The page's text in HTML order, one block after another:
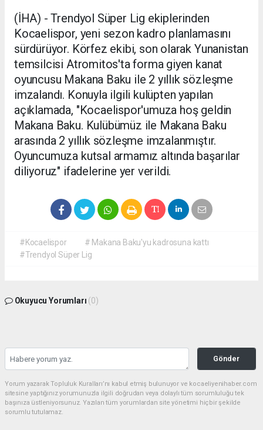
(İHA) - Trendyol Süper Lig ekiplerinden
Kocaelispor, yeni sezon kadro planlamasını
sürdürüyor. Körfez ekibi, son olarak Yunanistan
temsilcisi Atromitos'ta forma giyen kanat
oyuncusu Makana Baku ile 2 yıllık sözleşme
imzalandı. Konuyla ilgili kulüpten yapılan
açıklamada, "Kocaelispor'umuza hoş geldin
Makana Baku. Kulübümüz ile Makana Baku
arasında 2 yıllık sözleşme imzalanmıştır.
Oyuncumuza kutsal armamız altında başarılar
diliyoruz" ifadelerine yer verildi.
#Kocaelispor
# Makana Baku'yu kadrosuna kattı
#Trendyol Süper Lig
Okuyucu Yorumları (0)
Gönder
Yorum yazarak Topluluk Kuralları’nı kabul etmiş bulunuyor ve kocaeliyenihaber.com
sitesine yaptığınız yorumunuzla ilgili doğrudan veya dolaylı tüm sorumluluğu tek
başınıza üstleniyorsunuz. Yazılan tüm yorumlardan site yönetimi hiçbir şekilde
sorumlu tutulamaz.